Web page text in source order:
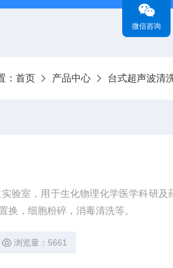
： 首页 产品中心 台式超声波清
验室，用于生化物理化学医学科研及
换，细胞粉碎，消毒清洗等。
浏览量：5661
微信咨询